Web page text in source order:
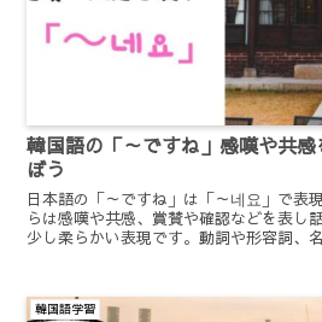
韓国語の「～ですね」感嘆や共
ぼう
日本語の「～ですね」は「～네요」で表
らは感嘆や共感、賞賛や確認などを表し
少し柔らかい表現です。動詞や形容詞、
品詞によって形が少し違ってきます。使
韓国語学習